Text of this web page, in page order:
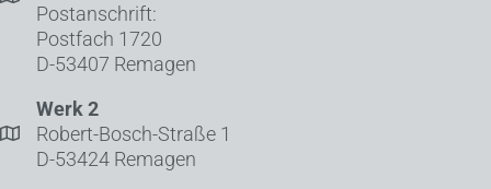
Postanschrift:
Postfach 1720
D-53407 Remagen
Werk 2
Robert-Bosch-Straße 1
D-53424 Remagen